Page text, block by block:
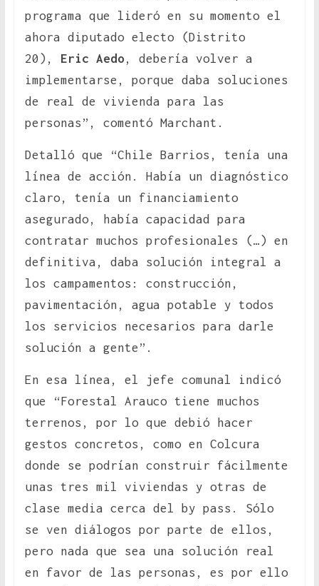
programa que lideró en su momento el
ahora diputado electo (Distrito
20), Eric Aedo , debería volver a
implementarse, porque daba soluciones
de real de vivienda para las
personas”, comentó Marchant.
Detalló que “Chile Barrios, tenía una
línea de acción. Había un diagnóstico
claro, tenía un financiamiento
asegurado, había capacidad para
contratar muchos profesionales (…) en
definitiva, daba solución integral a
los campamentos: construcción,
pavimentación, agua potable y todos
los servicios necesarios para darle
solución a gente”.
En esa línea, el jefe comunal indicó
que “Forestal Arauco tiene muchos
terrenos, por lo que debió hacer
gestos concretos, como en Colcura
donde se podrían construir fácilmente
unas tres mil viviendas y otras de
clase media cerca del by pass. Sólo
se ven diálogos por parte de ellos,
pero nada que sea una solución real
en favor de las personas, es por ello